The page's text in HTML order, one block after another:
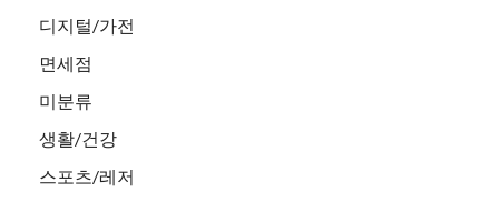
디지털/가전
면세점
미분류
생활/건강
스포츠/레저